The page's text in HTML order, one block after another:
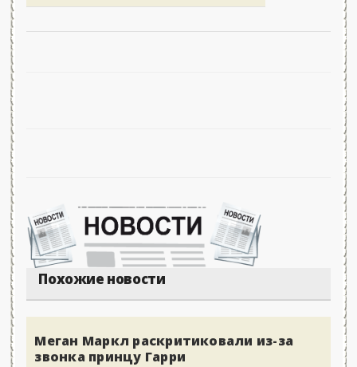
Похожие новости
Меган Маркл раскритиковали из-за
звонка принцу Гарри